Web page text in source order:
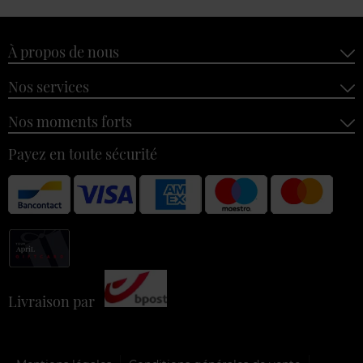
À propos de nous
Nos services
Nos moments forts
Payez en toute sécurité
Livraison par